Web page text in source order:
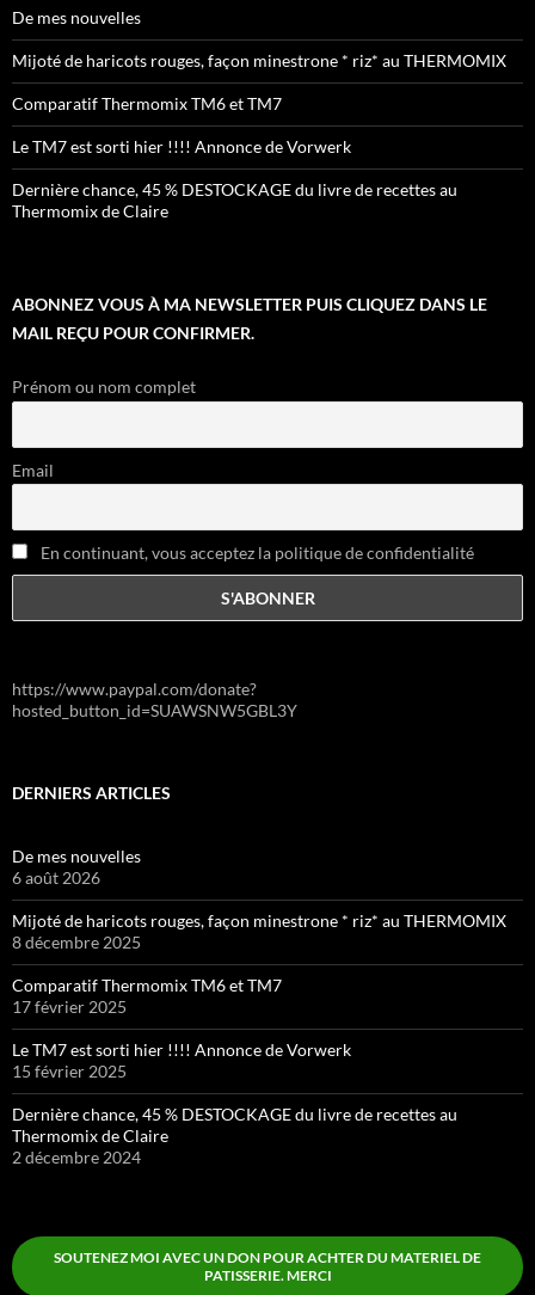
De mes nouvelles
Mijoté de haricots rouges, façon minestrone * riz* au THERMOMIX
Comparatif Thermomix TM6 et TM7
Le TM7 est sorti hier !!!! Annonce de Vorwerk
Dernière chance, 45 % DESTOCKAGE du livre de recettes au
Thermomix de Claire
ABONNEZ VOUS À MA NEWSLETTER PUIS CLIQUEZ DANS LE
MAIL REÇU POUR CONFIRMER.
Prénom ou nom complet
Email
En continuant, vous acceptez la politique de confidentialité
https://www.paypal.com/donate?
hosted_button_id=SUAWSNW5GBL3Y
DERNIERS ARTICLES
De mes nouvelles
6 août 2026
Mijoté de haricots rouges, façon minestrone * riz* au THERMOMIX
8 décembre 2025
Comparatif Thermomix TM6 et TM7
17 février 2025
Le TM7 est sorti hier !!!! Annonce de Vorwerk
15 février 2025
Dernière chance, 45 % DESTOCKAGE du livre de recettes au
Thermomix de Claire
2 décembre 2024
SOUTENEZ MOI AVEC UN DON POUR ACHTER DU MATERIEL DE
PATISSERIE. MERCI